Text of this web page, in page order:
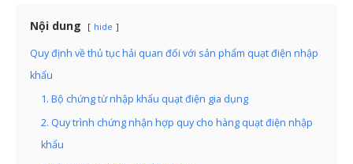
Nội dung hide
Quy định về thủ tục hải quan đối với sản phẩm quạt điện nhập
khẩu
1. Bộ chứng từ nhập khẩu quạt điện gia dụng
2. Quy trình chứng nhận hợp quy cho hàng quạt điện nhập
khẩu